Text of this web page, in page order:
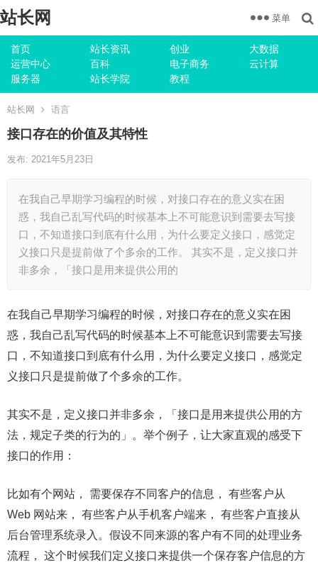
站长网
首页 站长资讯 创业
大数据
运营中心
百科 电子商务
云计算
服务器
站长学院 教程
菜单
站长网 语言
接口存在的价值及其特性
发布: 2021年5月23日
在我自己早期学习编程的时候，对接口存在的意义实在困
惑，我自己乱写代码的时候基本上不可能意识到需要去写接
口，不知道接口到底有什么用，为什么要定义接口，感觉定
义接口只是提前做了个多余的工作。 其实不是，定义接口并
非多余，「接口是用来提供公用的
在我自己早期学习编程的时候，对接口存在的意义实在困
惑，我自己乱写代码的时候基本上不可能意识到需要去写接
口，不知道接口到底有什么用，为什么要定义接口，感觉定
义接口只是提前做了个多余的工作。
其实不是，定义接口并非多余，「接口是用来提供公用的方
法，规定子类的行为的」。举个例子，让大家直观的感受下
接口的作用：
比如有个网站， 需要保存不同客户的信息， 有些客户从
Web 网站来， 有些客户从手机客户端来， 有些客户直接从
后台管理系统录入。假设不同来源的客户有不同的处理业务
流程， 这个时候我们定义接口来提供一个保存客户信息的方